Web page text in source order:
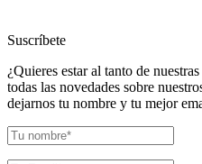
Suscríbete
¿Quieres estar al tanto de
todas las novedades sobre
dejarnos tu nombre y tu mejor